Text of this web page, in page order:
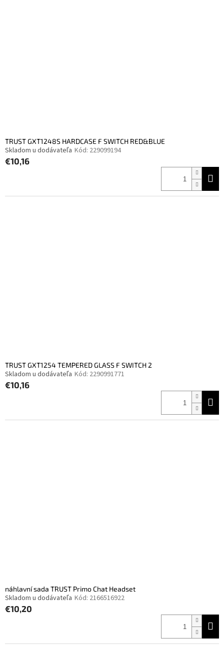
TRUST GXT1248S HARDCASE F SWITCH RED&BLUE
Skladom u dodávateľa Kód: 229099194
€10,16
TRUST GXT1254 TEMPERED GLASS F SWITCH 2
Skladom u dodávateľa Kód: 2290991771
€10,16
náhlavní sada TRUST Primo Chat Headset
Skladom u dodávateľa Kód: 2166516922
€10,20